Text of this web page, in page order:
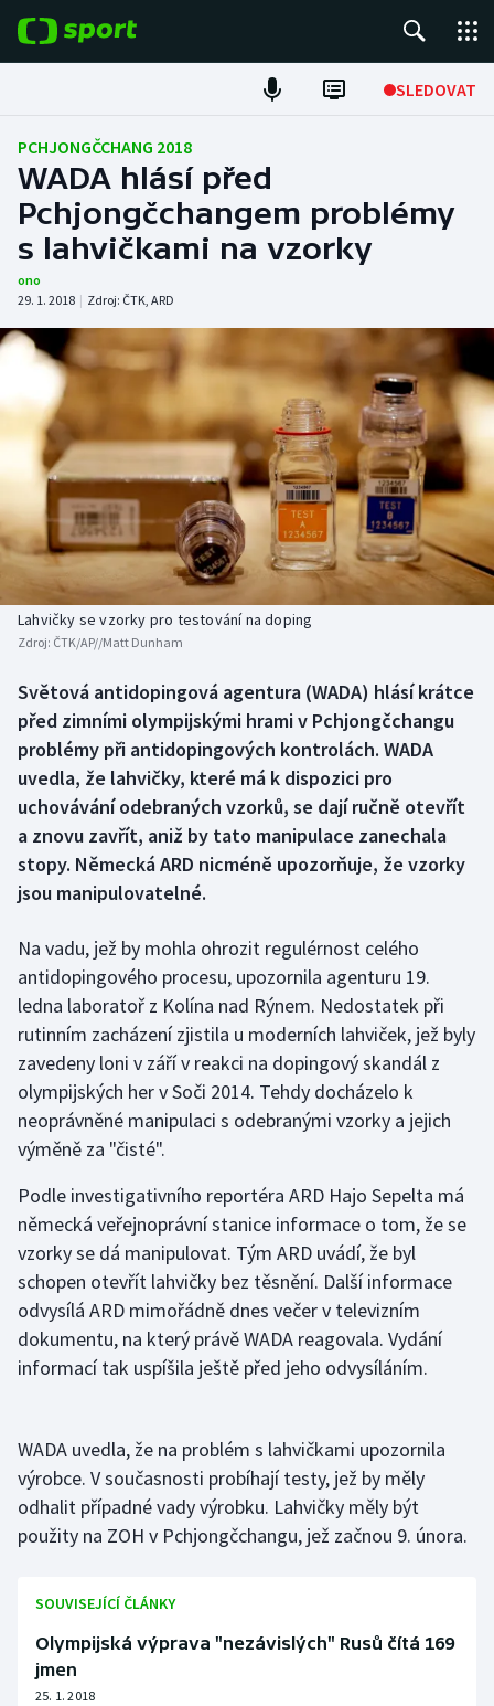
SLEDOVAT
Fotbal
Hokej
Tenis
Atletika
Cyklistika
DALŠÍ SPORTY
Americký fotbal
Baseball a softbal
Basketbal
Biatlon
Box
Curling
Dostihy
Florbal
Golf
Gymnastika
Házená
Jezdectví
Judo
Krasobruslení
Lezení
Lyže a snowboard
Motorsport
Olympijské hry
Plážový volejbal
NEPŘEHLÉDNĚTE
Soutěže
Historické návraty
Aplikace ČT sport
PCHJONGČCHANG 2018
WADA hlásí před
Pchjongčchangem problémy
s lahvičkami na vzorky
ono
29. 1. 2018 | Zdroj: ČTK, ARD
Lahvičky se vzorky pro testování na doping
Zdroj: ČTK/AP//Matt Dunham
Světová antidopingová agentura (WADA) hlásí krátce
před zimními olympijskými hrami v Pchjongčchangu
problémy při antidopingových kontrolách. WADA
uvedla, že lahvičky, které má k dispozici pro
uchovávání odebraných vzorků, se dají ručně otevřít
a znovu zavřít, aniž by tato manipulace zanechala
stopy. Německá ARD nicméně upozorňuje, že vzorky
jsou manipulovatelné.
Na vadu, jež by mohla ohrozit regulérnost celého
antidopingového procesu, upozornila agenturu 19.
ledna laboratoř z Kolína nad Rýnem. Nedostatek při
rutinním zacházení zjistila u moderních lahviček, jež byly
zavedeny loni v září v reakci na dopingový skandál z
olympijských her v Soči 2014. Tehdy docházelo k
neoprávněné manipulaci s odebranými vzorky a jejich
výměně za "čisté".
Podle investigativního reportéra ARD Hajo Sepelta má
německá veřejnoprávní stanice informace o tom, že se
vzorky se dá manipulovat. Tým ARD uvádí, že byl
schopen otevřít lahvičky bez těsnění. Další informace
odvysílá ARD mimořádně dnes večer v televizním
dokumentu, na který právě WADA reagovala. Vydání
informací tak uspíšila ještě před jeho odvysíláním.
WADA uvedla, že na problém s lahvičkami upozornila
výrobce. V současnosti probíhají testy, jež by měly
odhalit případné vady výrobku. Lahvičky měly být
použity na ZOH v Pchjongčchangu, jež začnou 9. února.
SOUVISEJÍCÍ ČLÁNKY
Olympijská výprava "nezávislých" Rusů čítá 169
jmen
25. 1. 2018